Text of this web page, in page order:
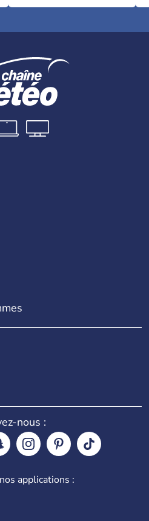
nous :
applications :